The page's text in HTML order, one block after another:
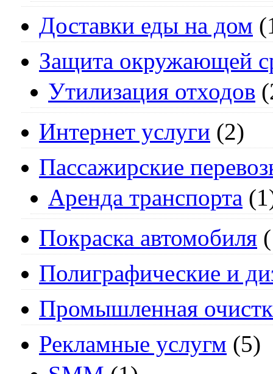
Доставки еды на дом
Защита окружающей
Утилизация отходов
Интернет услуги (2)
Пассажирские
Аренда транспорта
Покраска автомобиля
Полиграфические и
Промышленная
Рекламные услугм (5)